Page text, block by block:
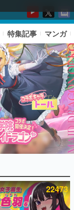
特集記事 マンガ
22473